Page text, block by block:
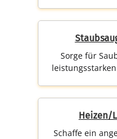
Sorge für
Heizen/
Schaffe ein